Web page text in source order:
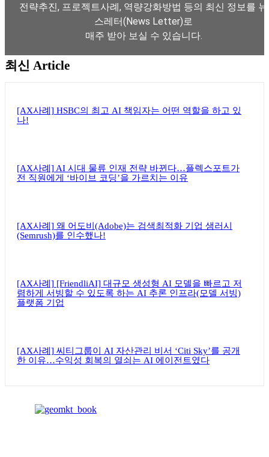
전략추진, 프로젝트사례, 역량강화방법 등의 최신 정보를 뉴
스레터(News Letter)로
매주 받아 보실 수 있습니다.
최신 Article
[AX사례] HSBC의 최고 AI 책임자는 어떤 역할을 하고 있
나!
[AX사례] AI 시대 물류 인재 전략 바뀐다…플렉스포트가
전 직원에게 ‘바이브 코딩’을 가르치는 이유
[AX사례] 왜 어도비(Adobe)는 검색최적화 기업 샘러시
(Semrush)를 인수했나!
[AX사례] [FriendliAI] 대규모 생성형 AI 모델을 빠르고 저
렴하게 서빙할 수 있도록 하는 AI 추론 인프라(모델 서빙)
플랫폼 기업
[AX사례] 씨티그룹이 AI 자산관리 비서 ‘Citi Sky’를 공개
한 이유…수익성 회복의 열쇠는 AI 에이전트였다